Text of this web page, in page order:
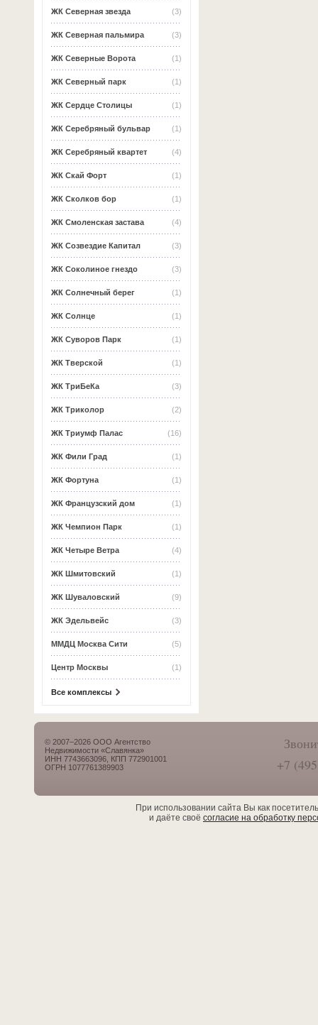
(3)
ЖК Северная звезда
(3)
ЖК Северная пальмира
(1)
ЖК Северные Ворота
(1)
ЖК Северный парк
(1)
ЖК Сердце Столицы
(1)
ЖК Серебряный бульвар
(4)
ЖК Серебряный квартет
(1)
ЖК Скай Форт
(1)
ЖК Сколков бор
(4)
ЖК Смоленская застава
(3)
ЖК Созвездие Капитал
(3)
ЖК Соколиное гнездо
(1)
ЖК Солнечный берег
(1)
ЖК Солнце
(1)
ЖК Суворов Парк
(1)
ЖК Тверской
(3)
ЖК ТриБеКа
(2)
ЖК Триколор
(16)
ЖК Триумф Палас
(1)
ЖК Фили Град
(1)
ЖК Фортуна
(1)
ЖК Французский дом
(1)
ЖК Чемпион Парк
(4)
ЖК Четыре Ветра
(1)
ЖК Шмитовский
(9)
ЖК Шуваловский
(3)
ЖК Эдельвейс
(5)
ММДЦ Москва Сити
(1)
Центр Москвы
Все комплексы
© 2007–2026 ООО Агентство
Недвижимости «Славянка»
ИНН 7743663096, КПП 772901001
ОГРН 1077761389903
+7
При использовании сайта Вы как
и даёте своё согласие на обработку